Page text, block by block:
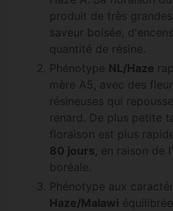
produit de très
saveur boisée,
quantité de résine.
Phénotype NL/Haze
mère A5, avec des
résineuses qui
renard. De plus petite
floraison est plus
80 jours, en raison de
boréale.
Phénotype aux
Haze/Malawi